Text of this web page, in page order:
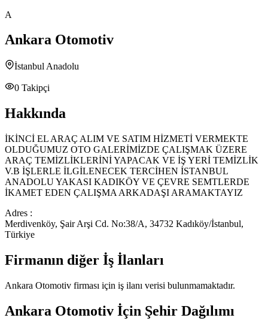
A
Ankara Otomotiv
İstanbul Anadolu
0 Takipçi
Hakkında
İKİNCİ EL ARAÇ ALIM VE SATIM HİZMETİ VERMEKTE
OLDUĞUMUZ OTO GALERİMİZDE ÇALIŞMAK ÜZERE
ARAÇ TEMİZLİKLERİNİ YAPACAK VE İŞ YERİ TEMİZLİK
V.B İŞLERLE İLGİLENECEK TERCİHEN İSTANBUL
ANADOLU YAKASI KADIKÖY VE ÇEVRE SEMTLERDE
İKAMET EDEN ÇALIŞMA ARKADAŞI ARAMAKTAYIZ
Adres :
Merdivenköy, Şair Arşi Cd. No:38/A, 34732 Kadıköy/İstanbul,
Türkiye
Firmanın diğer İş İlanları
Ankara Otomotiv firması için iş ilanı verisi bulunmamaktadır.
Ankara Otomotiv İçin Şehir Dağılımı